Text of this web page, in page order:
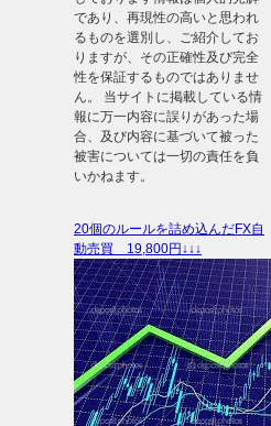
であり、再現性の高いと思われ
るものを選別し、ご紹介してお
りますが、その正確性及び完全
性を保証するものではありませ
ん。 当サイトに掲載している情
報に万一内容に誤りがあった場
合、及び内容に基づいて被った
被害については一切の責任を負
いかねます。
20個のルールを詰め込んだFX自
動売買 19,800円↓↓↓